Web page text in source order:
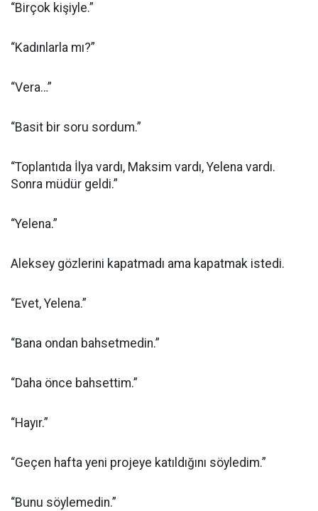
“Birçok kişiyle.”
“Kadınlarla mı?”
“Vera…”
“Basit bir soru sordum.”
“Toplantıda İlya vardı, Maksim vardı, Yelena vardı.
Sonra müdür geldi.”
“Yelena.”
Aleksey gözlerini kapatmadı ama kapatmak istedi.
“Evet, Yelena.”
“Bana ondan bahsetmedin.”
“Daha önce bahsettim.”
“Hayır.”
“Geçen hafta yeni projeye katıldığını söyledim.”
“Bunu söylemedin.”